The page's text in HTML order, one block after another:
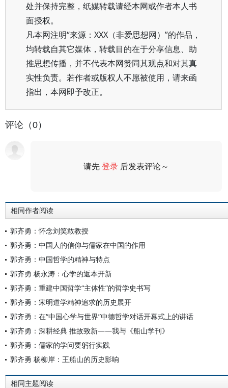
处并保持完整，纸媒转载请经本网或作者本人书
面授权。
凡本网注明“来源：XXX（非爱思想网）”的作品，
均转载自其它媒体，转载目的在于分享信息、助
推思想传播，并不代表本网赞同其观点和对其真
实性负责。若作者或版权人不愿被使用，请来函
指出，本网即予改正。
评论（0）
请先登录 后发表评论～
相同作者阅读
郭齐勇：怀念刘笑敢教授
郭齐勇：中国人的信仰与儒家在中国的作用
郭齐勇：中国哲学的精神与特点
郭齐勇 杨永涛：心学的返本开新
郭齐勇：重建中国哲学“主体性”的哲学史书写
郭齐勇：宋明道学精神追求的历史展开
郭齐勇：在“中国心学与世界”中德哲学对话开幕式上的讲话
郭齐勇：深耕经典 推故致新——我与《船山学刊》
郭齐勇：儒家的学问要躬行实践
郭齐勇 杨柳岸：王船山的历史影响
相同主题阅读